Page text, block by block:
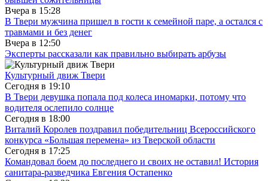
Вчера в 15:28
В Твери мужчина пришел в гости к семейной паре, а остался с
травмами и без денег
Вчера в 12:50
Эксперты рассказали как правильно выбирать арбузы
Культурный движ Твери
Сегодня в 19:10
В Твери девушка попала под колеса иномарки, потому что
водителя ослепило солнце
Сегодня в 18:00
Виталий Королев поздравил победительниц Всероссийского
конкурса «Большая перемена» из Тверской области
Сегодня в 17:25
Командовал боем до последнего и своих не оставил! История
санитара-разведчика Евгения Остапенко